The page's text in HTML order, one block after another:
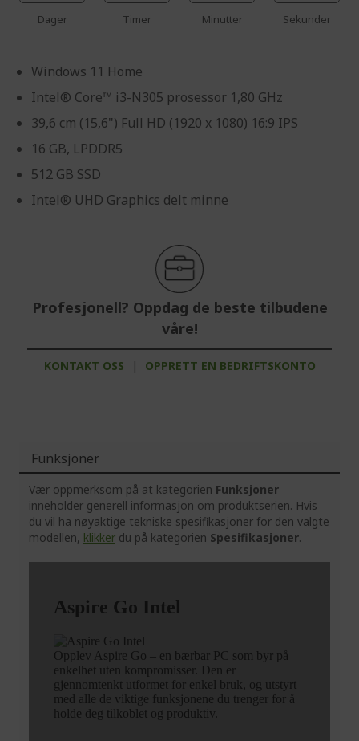
Dager Timer Minutter Sekunder
Windows 11 Home
Intel® Core™ i3-N305 prosessor 1,80 GHz
39,6 cm (15,6") Full HD (1920 x 1080) 16:9 IPS
16 GB, LPDDR5
512 GB SSD
Intel® UHD Graphics delt minne
Profesjonell? Oppdag de beste tilbudene
våre!
KONTAKT OSS | OPPRETT EN BEDRIFTSKONTO
Funksjoner
Vær oppmerksom på at kategorien Funksjoner
inneholder generell informasjon om produktserien. Hvis
du vil ha nøyaktige tekniske spesifikasjoner for den valgte
modellen, klikker du på kategorien Spesifikasjoner.